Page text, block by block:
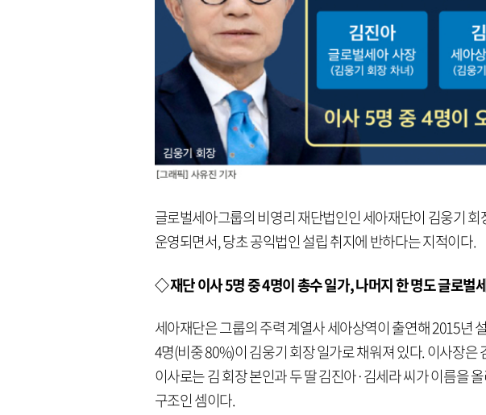
글로벌세아그룹의 비영리 재단법인인 세아재단이 김웅기
운영되면서, 당초 공익법인 설립 취지에 반하다는 지적이다.
◇ 재단 이사 5명 중 4명이 총수 일가, 나머지 한 명도 글로벌
세아재단은 그룹의 주력 계열사 세아상역이 출연해 2015년
4명(비중 80%)이 김웅기 회장 일가로 채워져 있다. 이사장은
이사로는 김 회장 본인과 두 딸 김진아·김세라 씨가 이름을
구조인 셈이다.